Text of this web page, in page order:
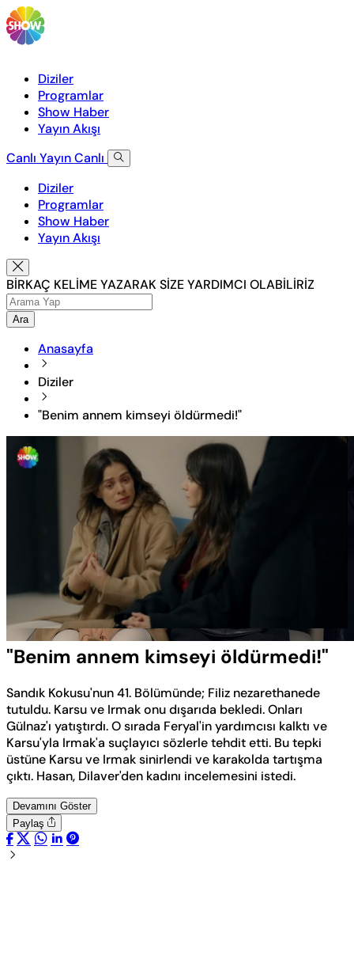
Diziler
Programlar
Show Haber
Yayın Akışı
Canlı YayınCanlı
Diziler
Programlar
Show Haber
Yayın Akışı
BİRKAÇ KELİME YAZARAK SİZE YARDIMCI OLABİLİRİZ
Ara
Anasayfa
Diziler
"Benim annem kimseyi öldürmedi!"
Sesi
Aç
Yüklendi
Hızı
"Benim annem kimseyi öldürmedi!"
Sandık Kokusu'nun 41. Bölümünde; Filiz nezarethanede
tutuldu. Karsu ve Irmak onu dışarıda bekledi. Onları
Gülnaz'ı yatıştırdı. O sırada Feryal'in yardımcısı kalktı ve
Karsu'yla Irmak'a suçlayıcı sözlerle tehdit etti. Bu tepki
üstüne Karsu ve Irmak sinirlendi ve karakolda tartışma
çıktı. Hasan, Dilaver'den kadını incelemesini istedi.
Devamını Göster
Paylaş